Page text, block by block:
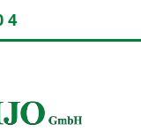
4